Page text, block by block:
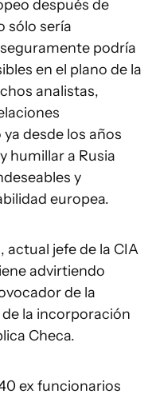
después de
sólo sería
podría
en el plano de la
analistas,
desde los años
humillar a Rusia
y
europea.
actual jefe de la CIA
advirtiendo
de la
la incorporación
Checa.
ex funcionarios